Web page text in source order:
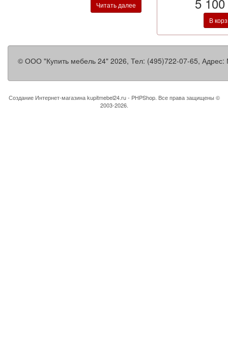
Читать далее
В
© ООО "Купить мебель 24" 2026, Тел: (495)722-07-65, Адрес:
Создание Интернет-магазинаkupitmebel24.ru - PHPShop. Все права защищены ©
2003-2026.